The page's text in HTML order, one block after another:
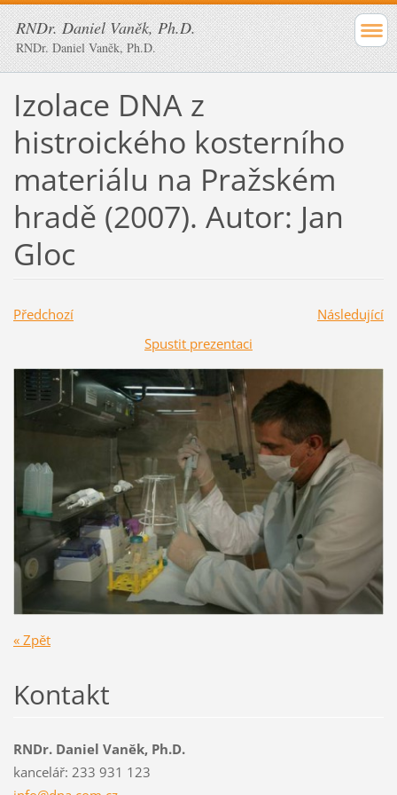
RNDr. Daniel Vaněk, Ph.D.
RNDr. Daniel Vaněk, Ph.D.
Izolace DNA z
histroického kosterního
materiálu na Pražském
hradě (2007). Autor: Jan
Gloc
Předchozí
Následující
Spustit prezentaci
« Zpět
Kontakt
RNDr. Daniel Vaněk, Ph.D.
kancelář: 233 931 123